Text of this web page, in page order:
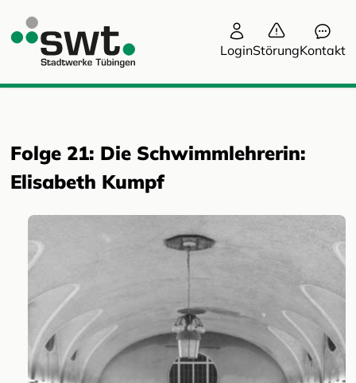
LoginStörungKontakt
Folge 21: Die Schwimmlehrerin:
Elisabeth Kumpf